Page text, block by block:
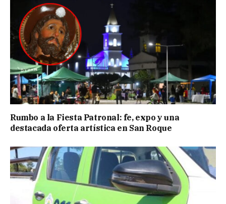
Rumbo a la Fiesta Patronal: fe, expo y una
destacada oferta artística en San Roque